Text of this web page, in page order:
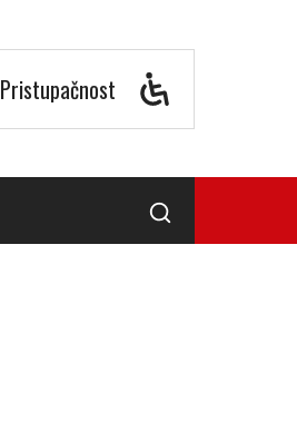
Pristupačnost
Traži